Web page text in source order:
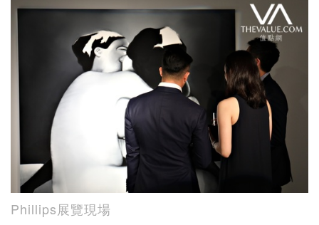
Phillips展覽現場